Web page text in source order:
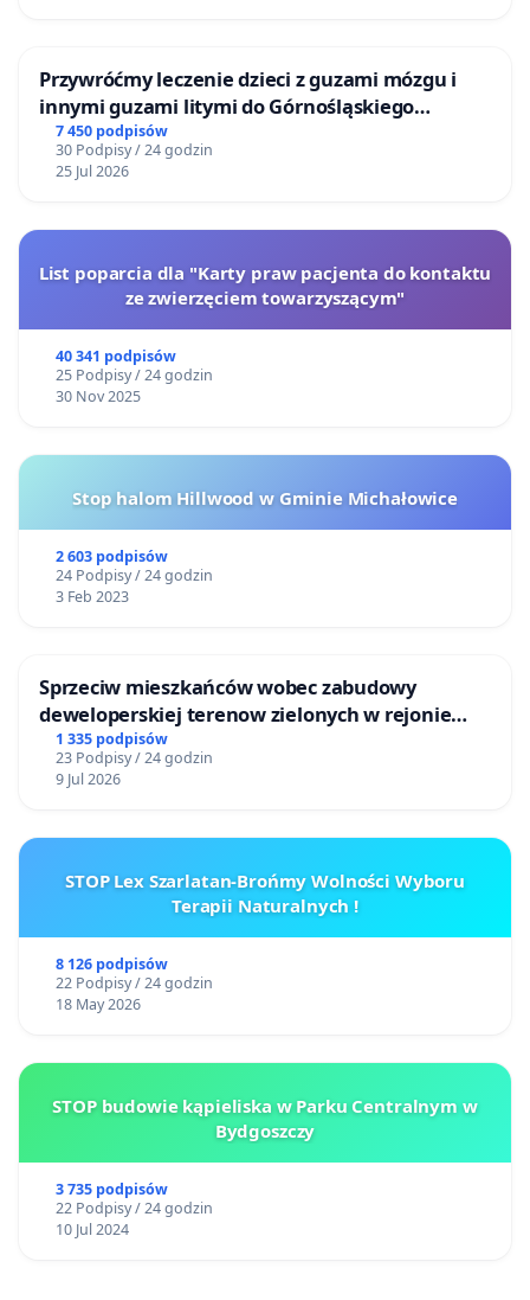
Przywróćmy leczenie dzieci z guzami mózgu i
innymi guzami litymi do Górnośląskiego
Centrum Zdrowia Dziecka w Katowicach
7 450 podpisów
30 Podpisy / 24 godzin
25 Jul 2026
List poparcia dla "Karty praw pacjenta do kontaktu
ze zwierzęciem towarzyszącym"
40 341 podpisów
25 Podpisy / 24 godzin
30 Nov 2025
Stop halom Hillwood w Gminie Michałowice
2 603 podpisów
24 Podpisy / 24 godzin
3 Feb 2023
Sprzeciw mieszkańców wobec zabudowy
deweloperskiej terenow zielonych w rejonie
Bulwarów Straceńskich w Bielsku-Białej
1 335 podpisów
23 Podpisy / 24 godzin
9 Jul 2026
STOP Lex Szarlatan-Brońmy Wolności Wyboru
Terapii Naturalnych !
8 126 podpisów
22 Podpisy / 24 godzin
18 May 2026
STOP budowie kąpieliska w Parku Centralnym w
Bydgoszczy
3 735 podpisów
22 Podpisy / 24 godzin
10 Jul 2024